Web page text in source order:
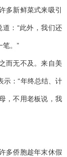
多新鲜菜式来吸引
：“此外，我们还
笔。”
而无不及。来自美
示：“年终总结、计
，不用老板说，我
多侨胞趁年末休假